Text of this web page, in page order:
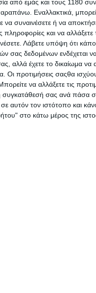
από εμάς και τους 1180
Εναλλακτικά,
να συναινέσετε ή να
πληροφορίες και να αλλάξετε
Λάβετε υπόψη ότι
σας δεδομένων ενδέχεται να
αλλά έχετε το δικαίωμα να
Οι προτιμήσεις σαςθα
να αλλάξετε τις
συγκατάθεσή σας ανά πάσα
αυτόν τον ιστότοπο και
στο κάτω μέρος της
αλλά πήρα ποινή
ιδιαίτερα στο γεγονός
γύρους μετά τις